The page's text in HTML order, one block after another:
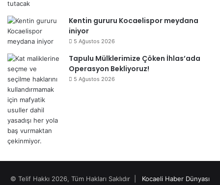
Kentin gururu Kocaelispor meydana
iniyor
5 Ağustos 2026
Tapulu Mülklerimize Çöken İhlas’ada
Operasyon Bekliyoruz!
5 Ağustos 2026
© Telif Hakkı 2026, Tüm Hakları Saklıdır | Kocaeli Haber Dünyası